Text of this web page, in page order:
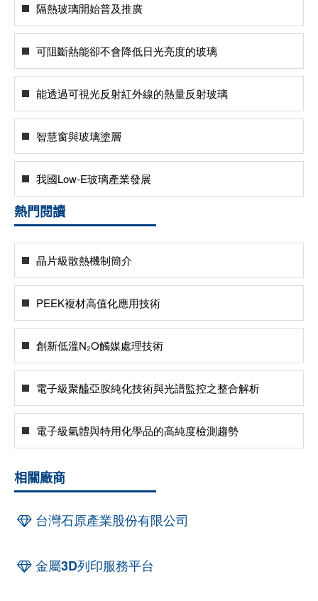
隔熱玻璃開始普及推廣
可阻斷熱能卻不會降低日光亮度的玻璃
能透過可視光反射紅外線的熱量反射玻璃
智慧窗與玻璃塗層
我國Low-E玻璃產業發展
熱門閱讀
晶片級散熱機制簡介
PEEK複材高值化應用技術
創新低溫N₂O觸媒處理技術
電子級聚醯亞胺純化技術與光譜監控之整合解析
電子級氣體與特用化學品的高純度檢測趨勢
相關廠商
台灣石原產業股份有限公司
金屬3D列印服務平台